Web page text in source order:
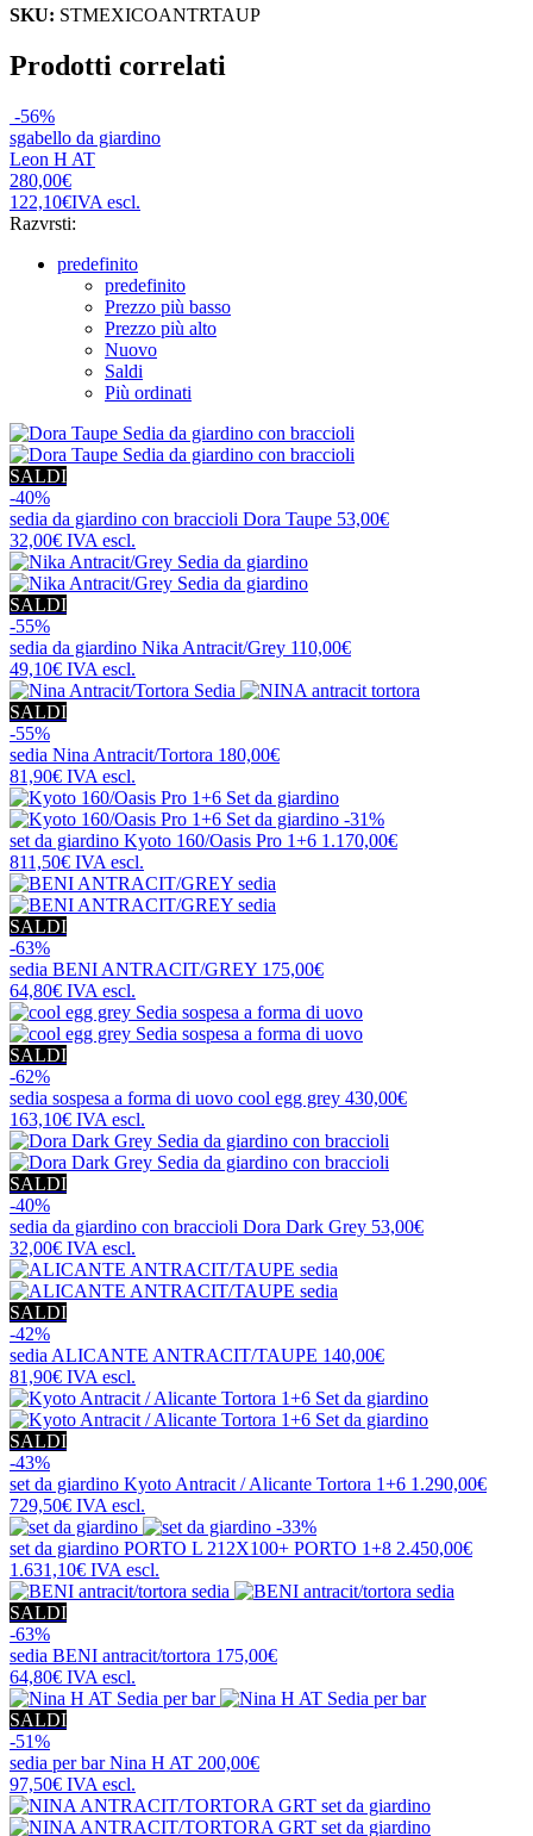
SKU: STMEXICOANTRTAUP
Prodotti correlati
-56%
sgabello da giardino
Leon H AT
280,00€
122,10€IVA escl.
Razvrsti:
predefinito
predefinito
Prezzo più basso
Prezzo più alto
Nuovo
Saldi
Più ordinati
SALDI
-40%
sedia da giardino con braccioli Dora Taupe 53,00€
32,00€ IVA escl.
SALDI
-55%
sedia da giardino Nika Antracit/Grey 110,00€
49,10€ IVA escl.
SALDI
-55%
sedia Nina Antracit/Tortora 180,00€
81,90€ IVA escl.
-31%
set da giardino Kyoto 160/Oasis Pro 1+6 1.170,00€
811,50€ IVA escl.
SALDI
-63%
sedia BENI ANTRACIT/GREY 175,00€
64,80€ IVA escl.
SALDI
-62%
sedia sospesa a forma di uovo cool egg grey 430,00€
163,10€ IVA escl.
SALDI
-40%
sedia da giardino con braccioli Dora Dark Grey 53,00€
32,00€ IVA escl.
SALDI
-42%
sedia ALICANTE ANTRACIT/TAUPE 140,00€
81,90€ IVA escl.
SALDI
-43%
set da giardino Kyoto Antracit / Alicante Tortora 1+6 1.290,00€
729,50€ IVA escl.
-33%
set da giardino PORTO L 212X100+ PORTO 1+8 2.450,00€
1.631,10€ IVA escl.
SALDI
-63%
sedia BENI antracit/tortora 175,00€
64,80€ IVA escl.
SALDI
-51%
sedia per barNina H AT 200,00€
97,50€ IVA escl.